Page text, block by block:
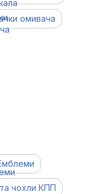
омивача
чохли КПП